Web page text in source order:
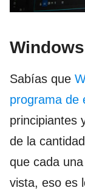
Sabías que
programa de
principiantes
de la
que cada
vista, eso es